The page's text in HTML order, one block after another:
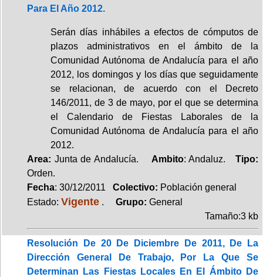
Para El Año 2012.
Serán días inhábiles a efectos de cómputos de
plazos administrativos en el ámbito de la
Comunidad Autónoma de Andalucía para el año
2012, los domingos y los días que seguidamente
se relacionan, de acuerdo con el Decreto
146/2011, de 3 de mayo, por el que se determina
el Calendario de Fiestas Laborales de la
Comunidad Autónoma de Andalucía para el año
2012.
Area: Junta de Andalucía. Ambito: Andaluz.Tipo:
Orden.
Fecha: 30/12/2011 Colectivo: Población general
Estado: Vigente . Grupo: General
Tamaño:3 kb
Resolución De 20 De Diciembre De 2011, De La
Dirección General De Trabajo, Por La Que Se
Determinan Las Fiestas Locales En El Ámbito De